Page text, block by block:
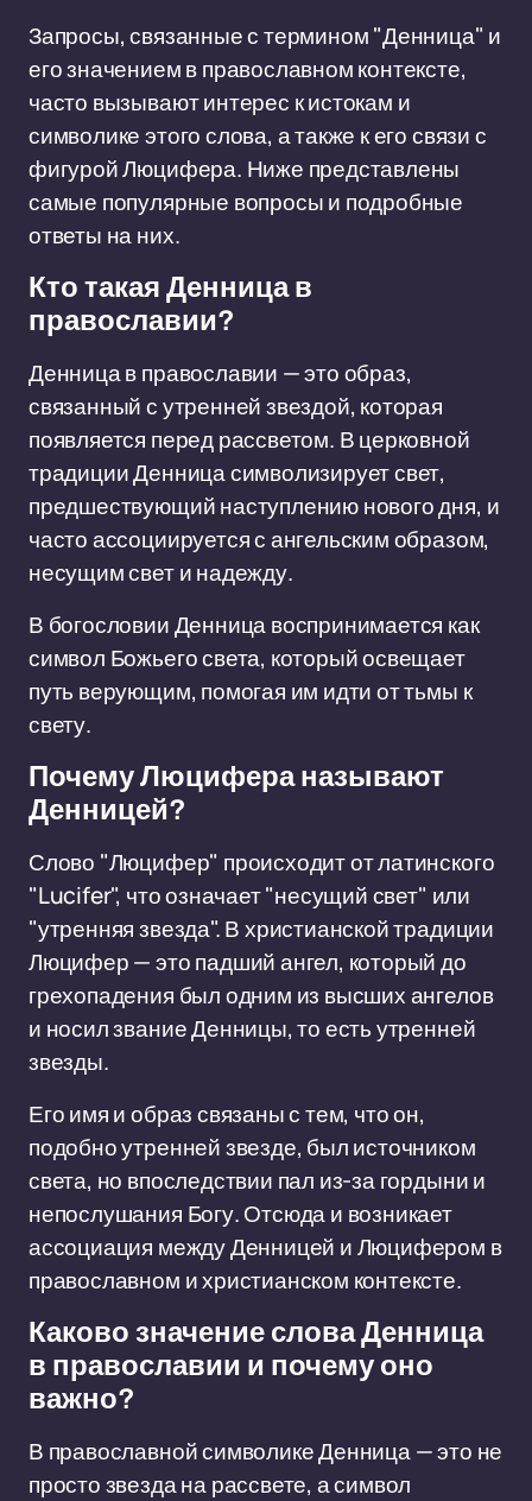
Запросы, связанные с термином "Денница" и
его значением в православном контексте,
часто вызывают интерес к истокам и
символике этого слова, а также к его связи с
фигурой Люцифера. Ниже представлены
самые популярные вопросы и подробные
ответы на них.
Кто такая Денница в
православии?
Денница в православии — это образ,
связанный с утренней звездой, которая
появляется перед рассветом. В церковной
традиции Денница символизирует свет,
предшествующий наступлению нового дня, и
часто ассоциируется с ангельским образом,
несущим свет и надежду.
В богословии Денница воспринимается как
символ Божьего света, который освещает
путь верующим, помогая им идти от тьмы к
свету.
Почему Люцифера называют
Денницей?
Слово "Люцифер" происходит от латинского
"Lucifer", что означает "несущий свет" или
"утренняя звезда". В христианской традиции
Люцифер — это падший ангел, который до
грехопадения был одним из высших ангелов
и носил звание Денницы, то есть утренней
звезды.
Его имя и образ связаны с тем, что он,
подобно утренней звезде, был источником
света, но впоследствии пал из-за гордыни и
непослушания Богу. Отсюда и возникает
ассоциация между Денницей и Люцифером в
православном и христианском контексте.
Каково значение слова Денница
в православии и почему оно
важно?
В православной символике Денница — это не
просто звезда на рассвете, а символ